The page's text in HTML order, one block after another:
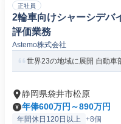
正社員
2輪車向けシャーシデバ
評価業務
Astemo株式会社
世界23の地域に展開 自動車
静岡県袋井市松原
年俸600万円～890万円
年間休日120日以上 +8個